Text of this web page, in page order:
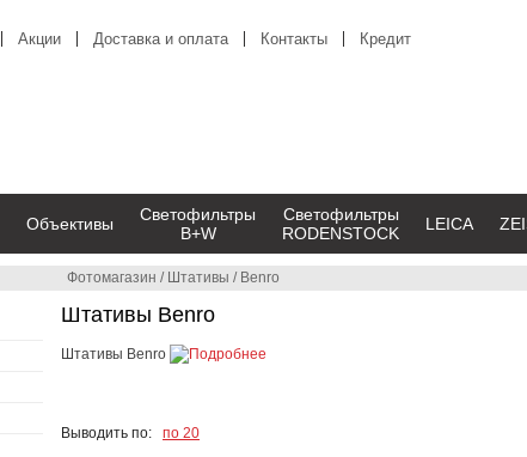
Фотомагазин / Штативы / Benro
Штативы Benro
Штативы Benro
Выводить по: по 20
Акции Доставка и оплата Контакты Кредит
Объективы
Светофильтры
B+W
Светофильтры
RODENSTOCK
LEICA